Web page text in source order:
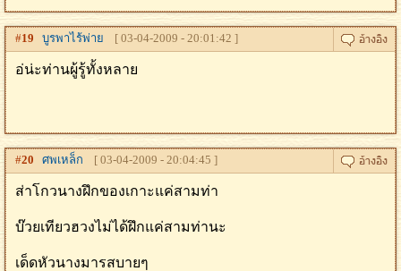
#19 บูรพาไร้พ่าย [ 03-04-2009 - 20:01:42 ]
อ่น่ะท่านผู้รู้ทั้งหลาย
#20 ศพเหล็ก [ 03-04-2009 - 20:04:45 ]
ส่าโกวนางฝึกของเกาะแค่สามท่า
บ๊วยเทียวฮวงไม่ได้ฝึกแค่สามท่านะ
เด็ดหัวนางมารสบายๆ